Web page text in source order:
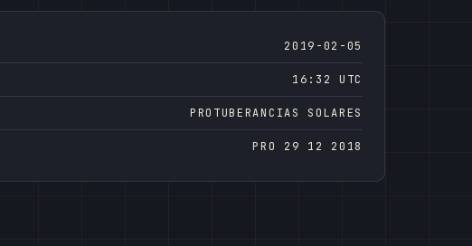
2019-02-05
16:32 UTC
PROTUBERANCIAS SOLARES
PRO 29 12 2018